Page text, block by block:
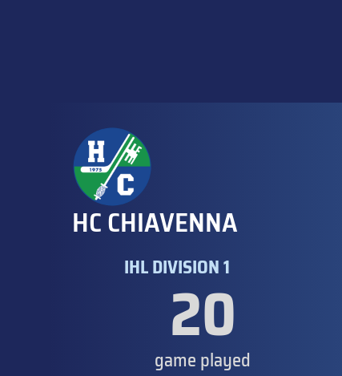
HC CHIAVENNA
IHL DIVISION 1
20
game played